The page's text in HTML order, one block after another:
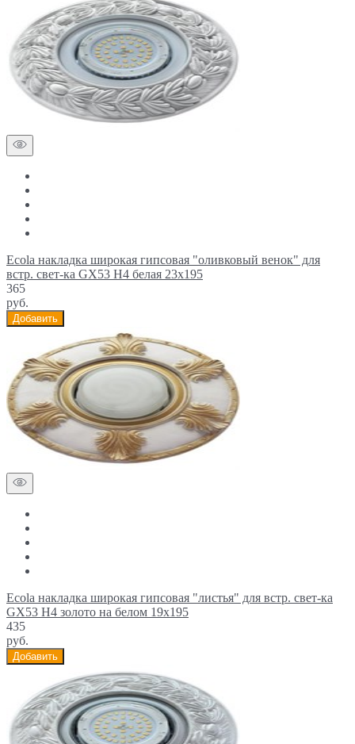
Ecola накладка широкая гипсовая "оливковый венок" для
встр. свет-ка GX53 H4 белая 23х195
365
руб.
Добавить
Ecola накладка широкая гипсовая "листья" для встр. свет-ка
GX53 H4 золото на белом 19х195
435
руб.
Добавить